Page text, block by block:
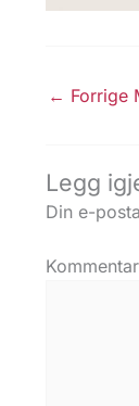
← Forrige
Legg
Din e-
Kommentar